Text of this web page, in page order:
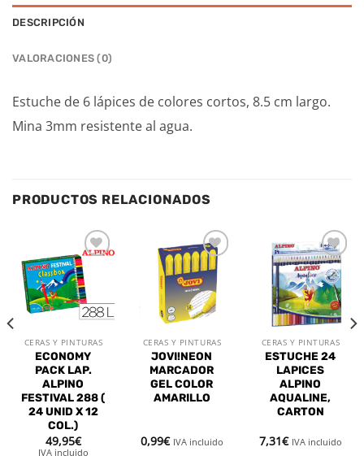
DESCRIPCIÓN
VALORACIONES (0)
Estuche de 6 lápices de colores cortos, 8.5 cm largo.
Mina 3mm resistente al agua.
PRODUCTOS RELACIONADOS
Añadir
a la
lista de
deseos
CERAS Y PINTURAS
ECONOMY
PACK LAP.
ALPINO
FESTIVAL 288 (
24 UNID X 12
COL.)
49,95€
IVA incluido
Añadir
a la
lista de
deseos
CERAS Y PINTURAS
JOVI!NEON
MARCADOR
GEL COLOR
AMARILLO
0,99€ IVA incluido
Añadir
a la
lista de
deseos
CERAS Y PINTURAS
ESTUCHE 24
LAPICES
ALPINO
AQUALINE,
CARTON
7,31€ IVA incluido